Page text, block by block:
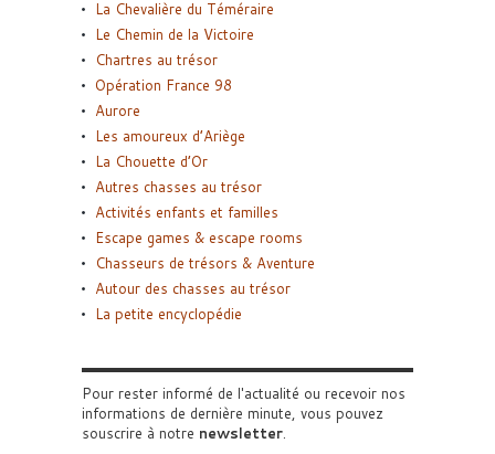
La Chevalière du Téméraire
Le Chemin de la Victoire
Chartres au trésor
Opération France 98
Aurore
Les amoureux d’Ariège
La Chouette d’Or
Autres chasses au trésor
Activités enfants et familles
Escape games & escape rooms
Chasseurs de trésors & Aventure
Autour des chasses au trésor
La petite encyclopédie
Pour rester informé de l'actualité ou recevoir nos
informations de dernière minute, vous pouvez
souscrire à notre newsletter.